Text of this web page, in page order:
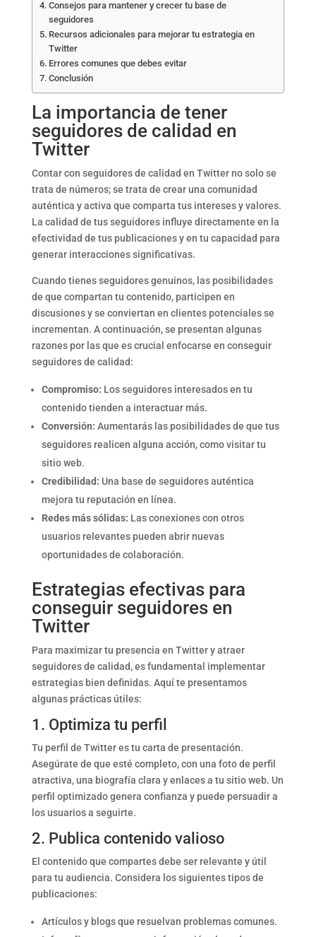
Consejos para mantener y crecer tu base de
seguidores
Recursos adicionales para mejorar tu estrategia en
Twitter
Errores comunes que debes evitar
Conclusión
La importancia de tener
seguidores de calidad en
Twitter
Contar con seguidores de calidad en Twitter no solo se
trata de números; se trata de crear una comunidad
auténtica y activa que comparta tus intereses y valores.
La calidad de tus seguidores influye directamente en la
efectividad de tus publicaciones y en tu capacidad para
generar interacciones significativas.
Cuando tienes seguidores genuinos, las posibilidades
de que compartan tu contenido, participen en
discusiones y se conviertan en clientes potenciales se
incrementan. A continuación, se presentan algunas
razones por las que es crucial enfocarse en conseguir
seguidores de calidad:
Compromiso: Los seguidores interesados en tu
contenido tienden a interactuar más.
Conversión: Aumentarás las posibilidades de que tus
seguidores realicen alguna acción, como visitar tu
sitio web.
Credibilidad: Una base de seguidores auténtica
mejora tu reputación en línea.
Redes más sólidas: Las conexiones con otros
usuarios relevantes pueden abrir nuevas
oportunidades de colaboración.
Estrategias efectivas para
conseguir seguidores en
Twitter
Para maximizar tu presencia en Twitter y atraer
seguidores de calidad, es fundamental implementar
estrategias bien definidas. Aquí te presentamos
algunas prácticas útiles:
1. Optimiza tu perfil
Tu perfil de Twitter es tu carta de presentación.
Asegúrate de que esté completo, con una foto de perfil
atractiva, una biografía clara y enlaces a tu sitio web. Un
perfil optimizado genera confianza y puede persuadir a
los usuarios a seguirte.
2. Publica contenido valioso
El contenido que compartes debe ser relevante y útil
para tu audiencia. Considera los siguientes tipos de
publicaciones:
Artículos y blogs que resuelvan problemas comunes.